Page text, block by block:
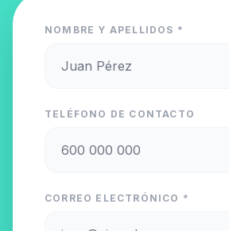
NOMBRE Y APELLIDOS *
TELÉFONO DE CONTACTO
CORREO ELECTRÓNICO *